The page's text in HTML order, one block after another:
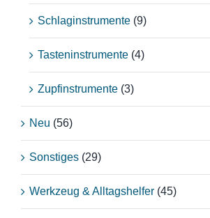
Schlaginstrumente (9)
Tasteninstrumente (4)
Zupfinstrumente (3)
Neu (56)
Sonstiges (29)
Werkzeug & Alltagshelfer (45)